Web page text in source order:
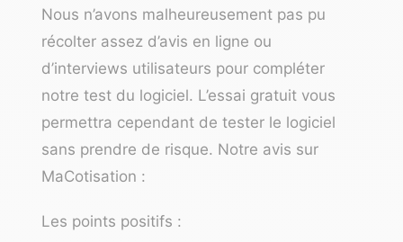
Nous n’avons malheureusement pas pu
récolter assez d’avis en ligne ou
d’interviews utilisateurs pour compléter
notre test du logiciel. L’essai gratuit vous
permettra cependant de tester le logiciel
sans prendre de risque. Notre avis sur
MaCotisation :
Les points positifs :